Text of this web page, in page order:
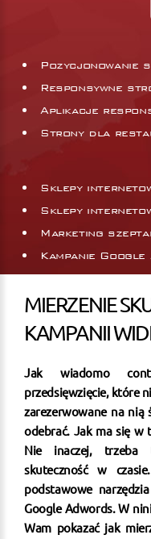
Pozycjonowanie
Responsywne
Aplikacje
Strony dla
Sklepy
Sklepy
Marketing
Kampanie Google
MIERZENIE
KAMPANII
Jak wiadomo
przedsięwzięcie, które
zarezerwowane na nią
odebrać. Jak ma się w
Nie inaczej, trzeba
skuteczność w
podstawowe
Google Adwords. W
Wam pokazać jak